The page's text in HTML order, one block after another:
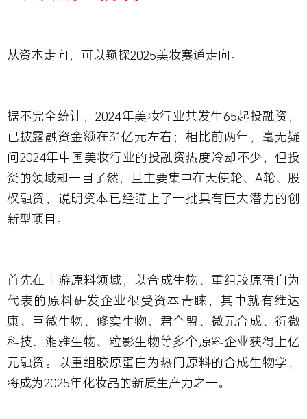
从资本走向，可以窥探2025美妆赛道走向。
据不完全统计，2024年美妆行业共发生65起投融资，
已披露融资金额在31亿元左右；相比前两年，毫无疑
问2024年中国美妆行业的投融资热度冷却不少，但投
资的领域却一目了然，且主要集中在天使轮、A轮、股
权融资，说明资本已经瞄上了一批具有巨大潜力的创
新型项目。
首先在上游原料领域，以合成生物、重组胶原蛋白为
代表的原料研发企业很受资本青睐，其中就有维达
康、巨微生物、修实生物、君合盟、微元合成、衍微
科技、湘雅生物、粒影生物等多个原料企业获得上亿
元融资。以重组胶原蛋白为热门原料的合成生物学，
将成为2025年化妆品的新质生产力之一。